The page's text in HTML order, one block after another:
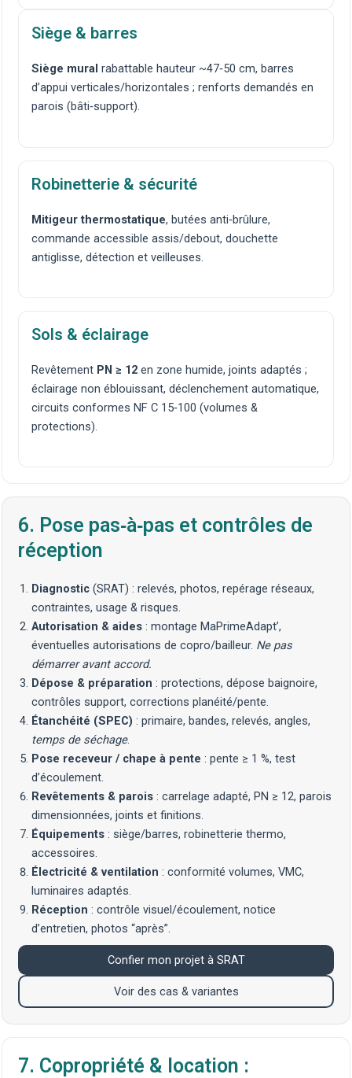
Siège & barres
Siège mural rabattable hauteur ~47‑50 cm, barres
d’appui verticales/horizontales ; renforts demandés en
parois (bâti‑support).
Robinetterie & sécurité
Mitigeur thermostatique, butées anti‑brûlure,
commande accessible assis/debout, douchette
antiglisse,détection et veilleuses
Sols & éclairage
Revêtement PN ≥ 12 en zone humide, joints adaptés ;
éclairage non éblouissant, déclenchement automatique,
circuits conformes NF C 15‑100 (volumes &
protections).
6. Pose pas‑à‑pas et contrôles de
réception
Diagnostic (SRAT) : relevés, photos, repérage réseaux,
contraintes,usage & risques.
Autorisation & aides : montageMaPrimeAdapt’,
éventuelles autorisations decopro/bailleur. Ne pas
démarrer avant accord.
Dépose & préparation : protections, dépose baignoire,
contrôles support, corrections planéité/pente.
Étanchéité (SPEC) : primaire, bandes, relevés, angles,
temps de séchage.
Pose receveur / chape à pente : pente ≥ 1 %, test
d’écoulement.
Revêtements & parois : carrelage adapté, PN ≥ 12, parois
dimensionnées, joints et finitions.
Équipements : siège/barres, robinetterie thermo,
accessoires.
Électricité & ventilation : conformité volumes, VMC,
luminaires adaptés.
Réception : contrôle visuel/écoulement, notice
d’entretien, photos “après”.
Confier mon projet à SRAT
Voir des cas & variantes
7. Copropriété & location :